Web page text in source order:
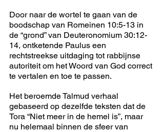
Door naar de wortel te gaan van de
boodschap van Romeinen 10:5-13 in
de “grond” van Deuteronomium 30:12-
14, ontketende Paulus een
rechtstreekse uitdaging tot rabbijnse
autoriteit om het Woord van God correct
te vertalen en toe te passen.
Het beroemde Talmud verhaal
gebaseerd op dezelfde teksten dat de
Tora “Niet meer in de hemel is”, maar
nu helemaal binnen de sfeer van